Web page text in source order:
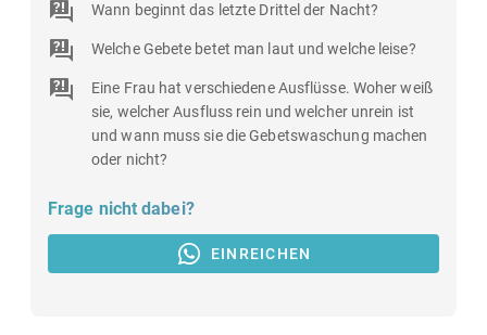
Wann beginnt das letzte Drittel der Nacht?
Welche Gebete betet man laut und welche leise?
Eine Frau hat verschiedene Ausflüsse. Woher weiß
sie, welcher Ausfluss rein und welcher unrein ist
und wann muss sie die Gebetswaschung machen
oder nicht?
Frage nicht dabei?
EINREICHEN